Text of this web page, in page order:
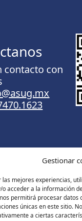
Gestionar
las mejores experiencias,
acceder a la información
permitirá procesar datos
únicas en este sitio.
a ciertas
contacto con
Contáctanos